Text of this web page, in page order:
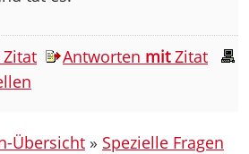
Zitat Antworten mitZitat
Übersicht » Spezielle Fragen